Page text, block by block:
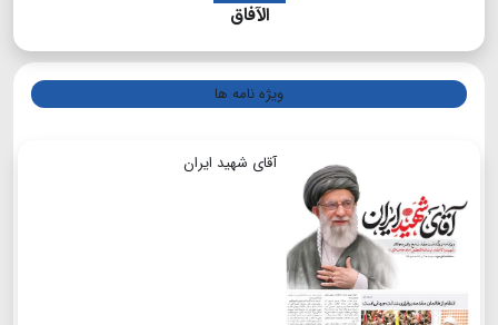
الآفاق
ویژه نامه ها
آقای شهید ایران